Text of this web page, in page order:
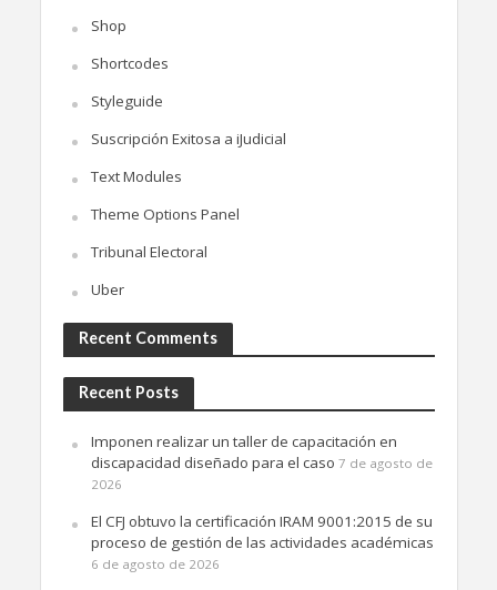
Shop
Shortcodes
Styleguide
Suscripción Exitosa a iJudicial
Text Modules
Theme Options Panel
Tribunal Electoral
Uber
Recent Comments
Recent Posts
Imponen realizar un taller de capacitación en
discapacidad diseñado para el caso 7 de agosto de
2026
El CFJ obtuvo la certificación IRAM 9001:2015 de su
proceso de gestión de las actividades académicas
6 de agosto de 2026